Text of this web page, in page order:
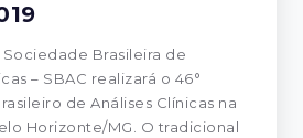
Sociedade Brasileira de
– SBAC realizará o 46°
de Análises Clínicas na
Horizonte/MG. O tradicional